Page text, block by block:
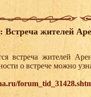
Встреча жителей
встреча жителей
о встрече можно